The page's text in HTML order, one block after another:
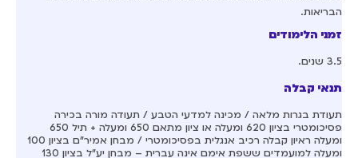
הבריאות.
זמני הלימודים
3.5 שנים.
תנאי קבלה
תעודת בגרות מלאה / מכינה למדעי הטבע / תעודה מורה בכירה
פסיכומטרי בציון 620 ומעלה או ציון מתאם 650 ומעלה + תיל 650
ומעלה ראיון קבלה רכיב אנגלית בפסיכומטרי / מבחן אמיר"ם בציון 100
ומעלה למועמדים ששפת אימם אינה עברית – מבחן יע"ל בציון 130